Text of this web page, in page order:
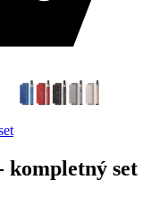
kompletný set